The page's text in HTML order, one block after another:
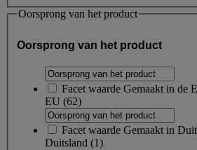
Oorsprong van het product
Oorsprong van het product
Facet waarde Gemaakt in de
EU (62)
Facet waarde Gemaakt in
Duitsland (1)